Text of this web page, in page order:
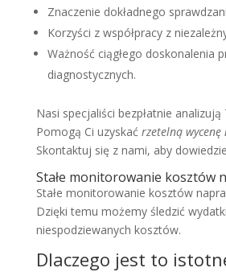
Znaczenie dokładnego
Korzyści z współpracy z
Ważność ciągłego doskonalenia
diagnostycznych.
Nasi specjaliści bezpłatnie
Pomogą Ci uzyskać rzetelną wycenę
Skontaktuj się z nami, aby
Stałe monitorowanie kosztów
Stałe monitorowanie kosztów
Dzięki temu możemy śledzić
niespodziewanych kosztów.
Dlaczego jest to